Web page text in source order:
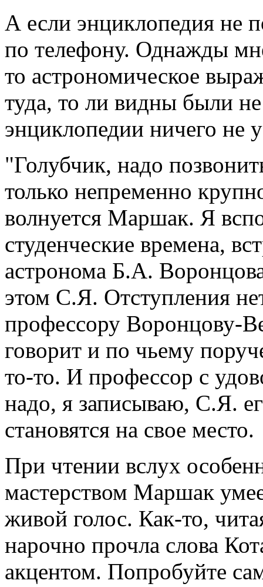
А если энциклопедия не
по телефону. Однажды
то астрономическое
туда, то ли видны были
энциклопедии ничего не
"Голубчик, надо
только непременно
волнуется Маршак. Я
студенческие времена,
астронома Б.А.
этом С.Я. Отступления
профессору Воронцову-
говорит и по чьему
то-то. И профессор с
надо, я записываю, С.Я.
становятся на свое место.
При чтении вслух
мастерством Маршак
живой голос. Как-то,
нарочно прочла слова
акцентом. Попробуйте